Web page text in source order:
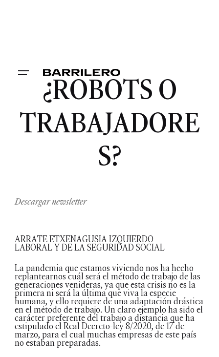
¿ROBOTS O
TRABAJADORE
S?
Descargar newsletter
ARRATE ETXENAGUSIA IZQUIERDO
LABORAL Y DE LA SEGURIDAD SOCIAL
La pandemia que estamos viviendo nos ha hecho
replantearnos cuál será el método de trabajo de las
generaciones venideras, ya que esta crisis no es la
primera ni será la última que viva la especie
humana, y ello requiere de una adaptación drástica
en el método de trabajo. Un claro ejemplo ha sido el
carácter preferente del trabajo a distancia que ha
estipulado el Real Decreto-ley 8/2020, de 17 de
marzo, para el cual muchas empresas de este país
no estaban preparadas.